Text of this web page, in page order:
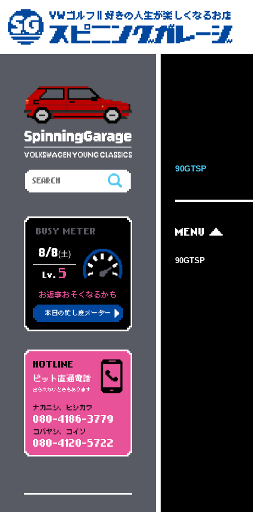
90GTSP
MENU
90GTSP
BUSY METER
8/8(土)
Lv. 5
お返事おそくなるかも
本日の忙し度メーター
HOTLINE
ピット直通電話
出られないときもあります
ナカニシ、ヒシカワ
080-4186-3779
コバヤシ、コイソ
080-4120-5722